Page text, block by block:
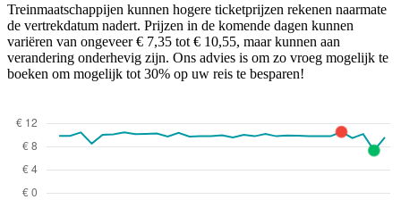
Treinmaatschappijen kunnen hogere ticketprijzen rekenen naarmate
de vertrekdatum nadert. Prijzen in de komende dagen kunnen
variëren van ongeveer € 7,35 tot € 10,55, maar kunnen aan
verandering onderhevig zijn. Ons advies is om zo vroeg mogelijk te
boeken om mogelijk tot 30% op uw reis te besparen!